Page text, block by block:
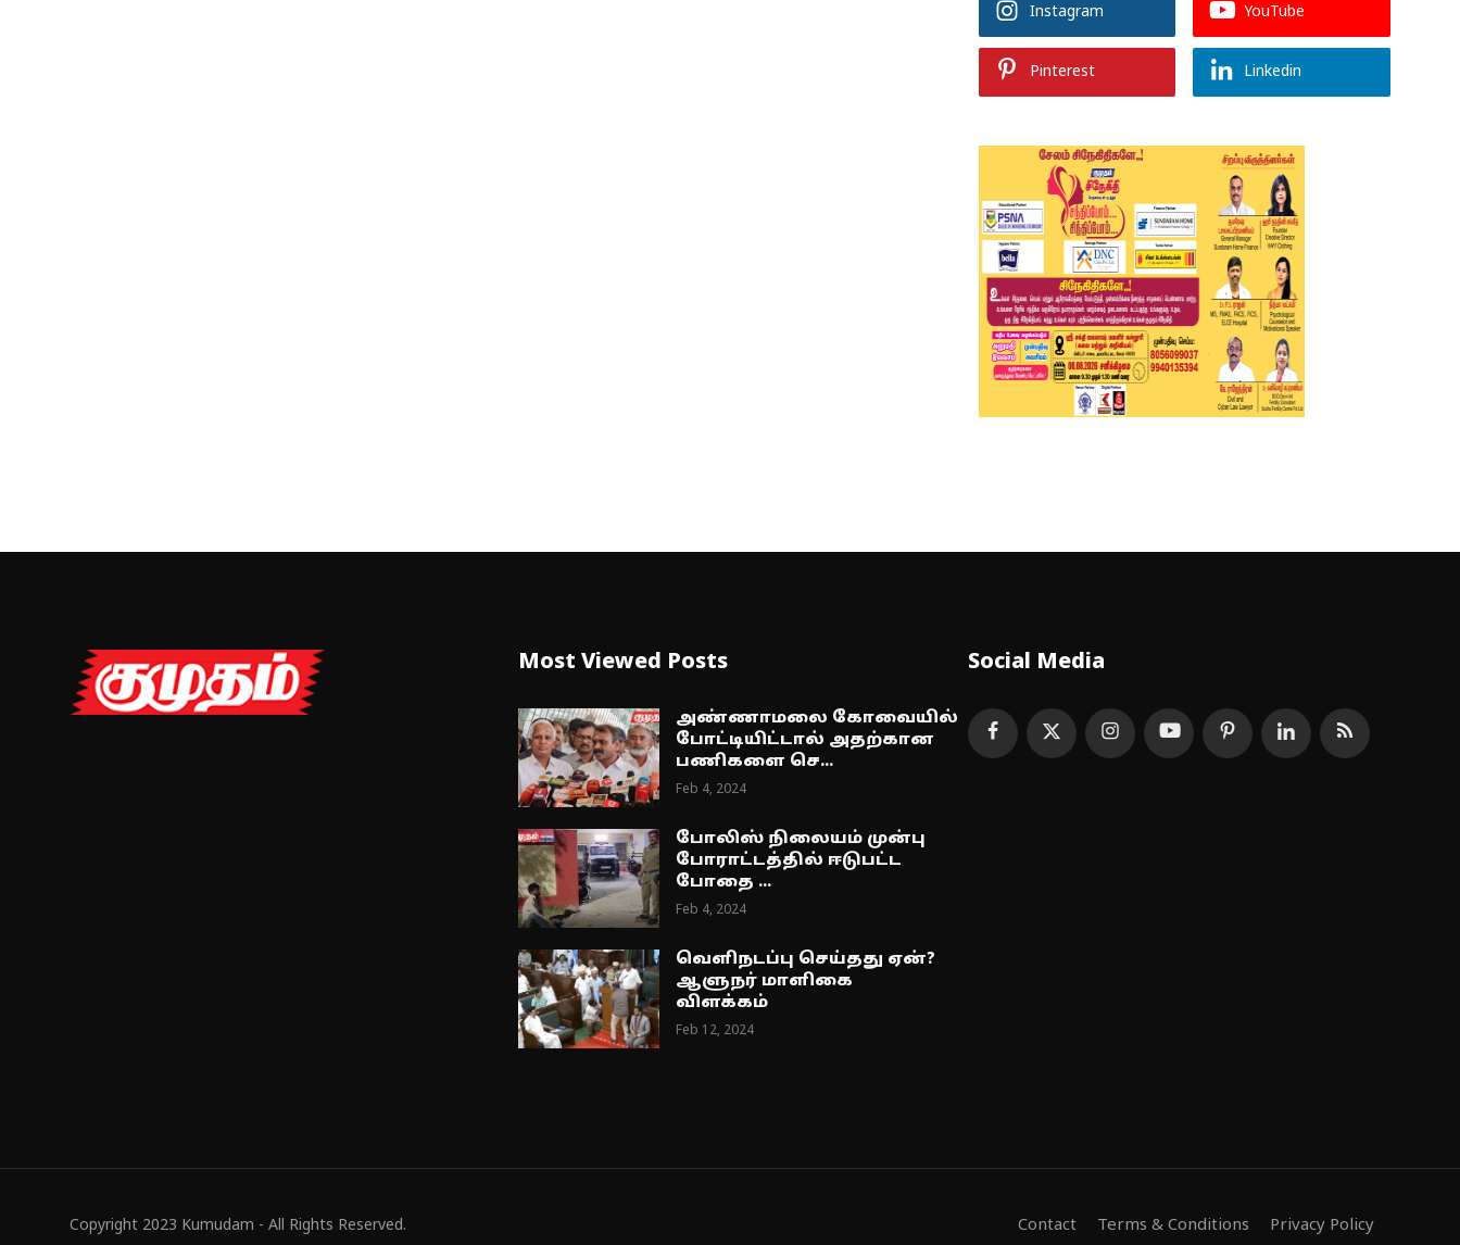
Instagram YouTube
Pinterest Linkedin
Most Viewed Posts
அண்ணாமலை கோவையில்
போட்டியிட்டால் அதற்கான
பணிகளை செ...
Feb 4, 2024
போலிஸ் நிலையம் முன்பு
போராட்டத்தில் ஈடுபட்ட
போதை ...
Feb 4, 2024
வெளிநடப்பு செய்தது ஏன்?
ஆளுநர் மாளிகை
விளக்கம்
Feb 12, 2024
Social Media
Copyright 2023 Kumudam - All Rights Reserved. Contact Terms & Conditions Privacy Policy